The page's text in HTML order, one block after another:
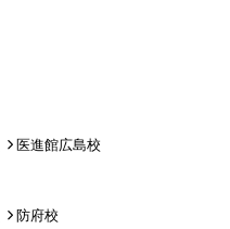
医進館広島校
防府校